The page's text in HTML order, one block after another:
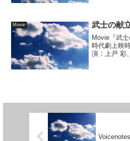
Movie 武士の献
Movie『武
時代劇上映
演：上戸 彩